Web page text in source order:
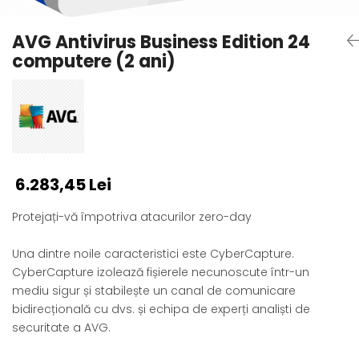
AVG Antivirus Business Edition 24
computere (2 ani)
6.283,45 Lei
Protejați-vă împotriva atacurilor zero-day
Una dintre noile caracteristici este CyberCapture.
CyberCapture izolează fișierele necunoscute într-un
mediu sigur și stabilește un canal de comunicare
bidirecțională cu dvs. și echipa de experți analiști de
securitate a AVG.